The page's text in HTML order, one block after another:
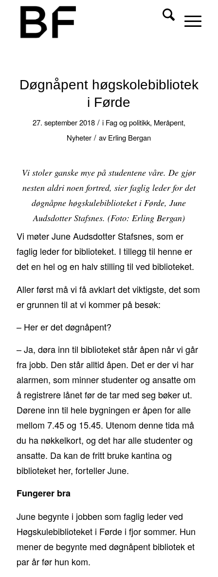
Døgnåpent høgskolebibliotek
i Førde
27. september 2018 / i Fag og politikk, Meråpent,
Nyheter / av Erling Bergan
Vi stoler ganske mye på studentene våre. De gjør
nesten aldri noen fortred, sier faglig leder for det
døgnåpne høgskulebiblioteket i Førde, June
Audsdotter Stafsnes. (Foto: Erling Bergan)
Vi møter June Audsdotter Stafsnes, som er
faglig leder for biblioteket. I tillegg til henne er
det en hel og en halv stilling til ved biblioteket.
Aller først må vi få avklart det viktigste, det som
er grunnen til at vi kommer på besøk:
– Her er det døgnåpent?
– Ja, døra inn til biblioteket står åpen når vi går
fra jobb. Den står alltid åpen. Det er der vi har
alarmen, som minner studenter og ansatte om
å registrere lånet før de tar med seg bøker ut.
Dørene inn til hele bygningen er åpen for alle
mellom 7.45 og 15.45. Utenom denne tida må
du ha nøkkelkort, og det har alle studenter og
ansatte. Da kan de fritt bruke kantina og
biblioteket her, forteller June.
Fungerer bra
June begynte i jobben som faglig leder ved
Høgskulebiblioteket i Førde i fjor sommer. Hun
mener de begynte med døgnåpent bibliotek et
par år før hun kom.